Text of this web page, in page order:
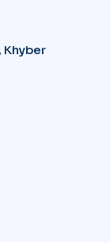
Khyber